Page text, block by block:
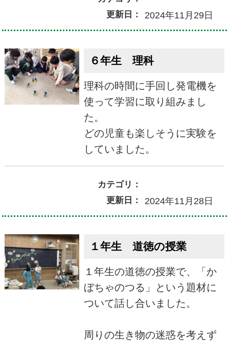
更新日：
2024年11月29日
６年生 理科
理科の時間に手回し発電機を
使って学習に取り組みまし
た。
どの児童も楽しそうに実験を
していました。
カテゴリ：
更新日：
2024年11月28日
１年生 道徳の授業
１年生の道徳の授業で、「か
ぼちゃのつる」という題材に
ついて話し合いました。
周りの生き物の迷惑を考えず